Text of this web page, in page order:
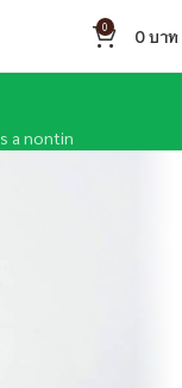
0 0
a nontin